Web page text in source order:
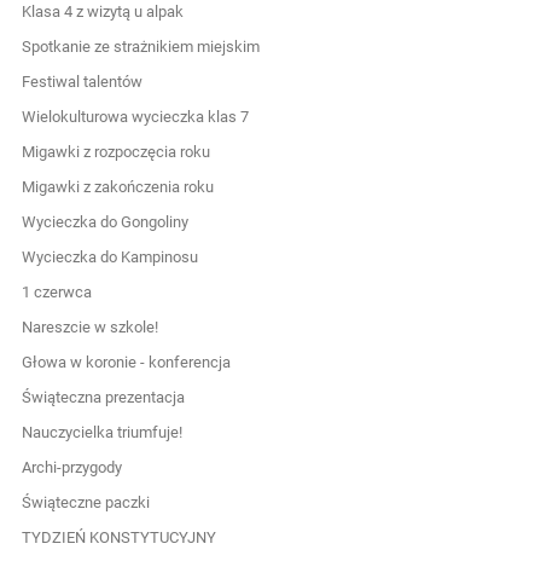
Klasa 4 z wizytą u alpak
Spotkanie ze strażnikiem miejskim
Festiwal talentów
Wielokulturowa wycieczka klas 7
Migawki z rozpoczęcia roku
Migawki z zakończenia roku
Wycieczka do Gongoliny
Wycieczka do Kampinosu
1 czerwca
Nareszcie w szkole!
Głowa w koronie - konferencja
Świąteczna prezentacja
Nauczycielka triumfuje!
Archi-przygody
Świąteczne paczki
TYDZIEŃ KONSTYTUCYJNY